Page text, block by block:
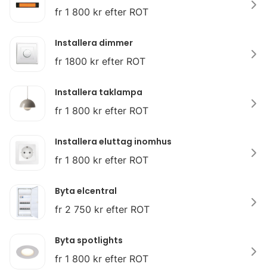
fr 1 800 kr efter ROT
Installera dimmer
fr 1800 kr efter ROT
Installera taklampa
fr 1 800 kr efter ROT
Installera eluttag inomhus
fr 1 800 kr efter ROT
Byta elcentral
fr 2 750 kr efter ROT
Byta spotlights
fr 1 800 kr efter ROT